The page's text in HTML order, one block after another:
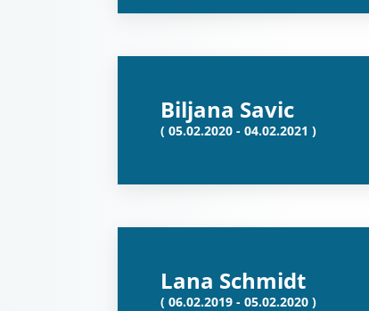
Biljana Savic
( 05.02.2020 - 04.02.2021 )
Lana Schmidt
( 06.02.2019 - 05.02.2020 )